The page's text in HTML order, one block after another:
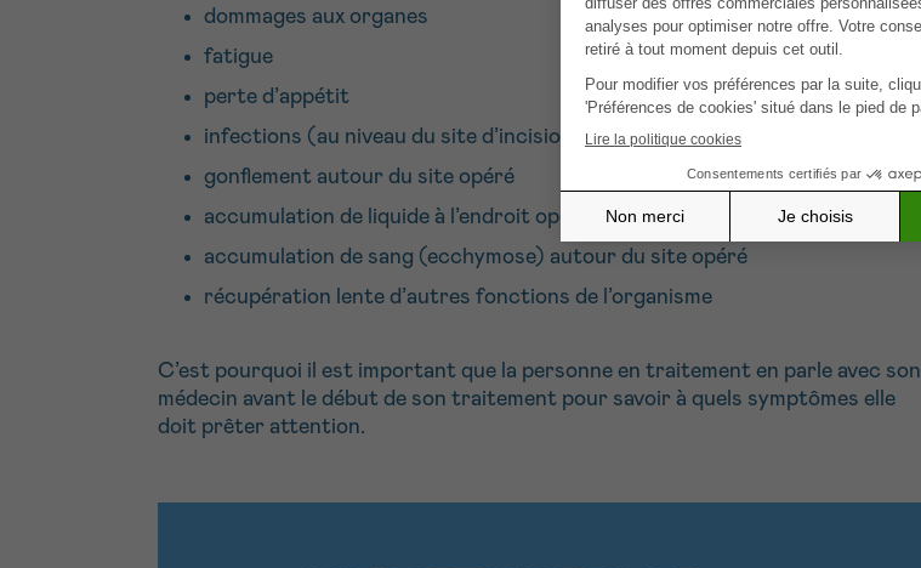
dommages aux organes
fatigue
perte d’appétit
infections (au niveau du site d’incision, infection pulmonaire…)
gonflement autour du site opéré
accumulation de liquide à l’endroit opéré
accumulation de sang (ecchymose) autour du site opéré
récupération lente d’autres fonctions de l’organisme
C’est pourquoi il est important que la personne en traitement en parle avec son
médecin avant le début de son traitement pour savoir à quels symptômes elle
doit prêter attention.